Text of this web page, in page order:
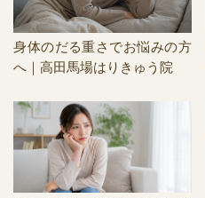
身体のだる重さでお悩みの方
へ｜高田馬場はりきゅう院